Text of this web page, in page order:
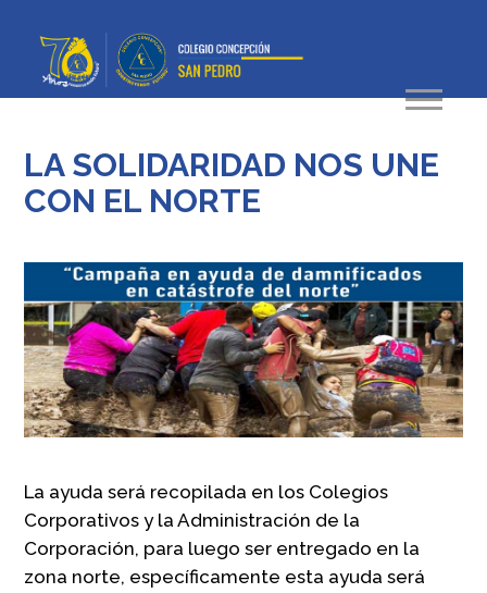
LA SOLIDARIDAD NOS UNE
CON EL NORTE
La ayuda será recopilada en los Colegios
Corporativos y la Administración de la
Corporación, para luego ser entregado en la
zona norte, específicamente esta ayuda será